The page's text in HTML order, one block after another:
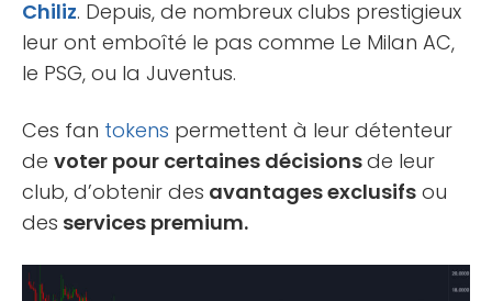
Chiliz. Depuis, de nombreux clubs prestigieux
leur ont emboîté le pas comme Le Milan AC,
le PSG, ou la Juventus.
Ces fan tokens permettent à leur détenteur
de voter pour certaines décisionsde leur
club, d’obtenir des avantages exclusifs ou
des services premium.